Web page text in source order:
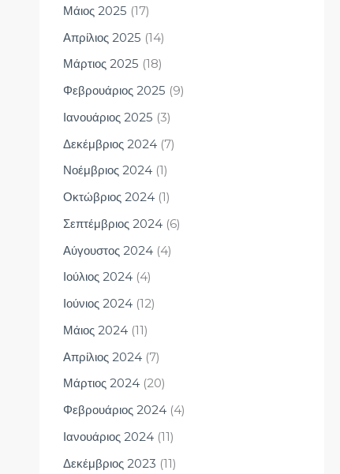
Μάιος 2025 (17)
Απρίλιος 2025 (14)
Μάρτιος 2025 (18)
Φεβρουάριος 2025 (9)
Ιανουάριος 2025 (3)
Δεκέμβριος 2024(7)
Νοέμβριος 2024(1)
Οκτώβριος 2024(1)
Σεπτέμβριος 2024(6)
Αύγουστος 2024(4)
Ιούλιος 2024(4)
Ιούνιος 2024(12)
Μάιος 2024(11)
Απρίλιος 2024(7)
Μάρτιος 2024(20)
Φεβρουάριος 2024(4)
Ιανουάριος 2024(11)
Δεκέμβριος 2023 (11)